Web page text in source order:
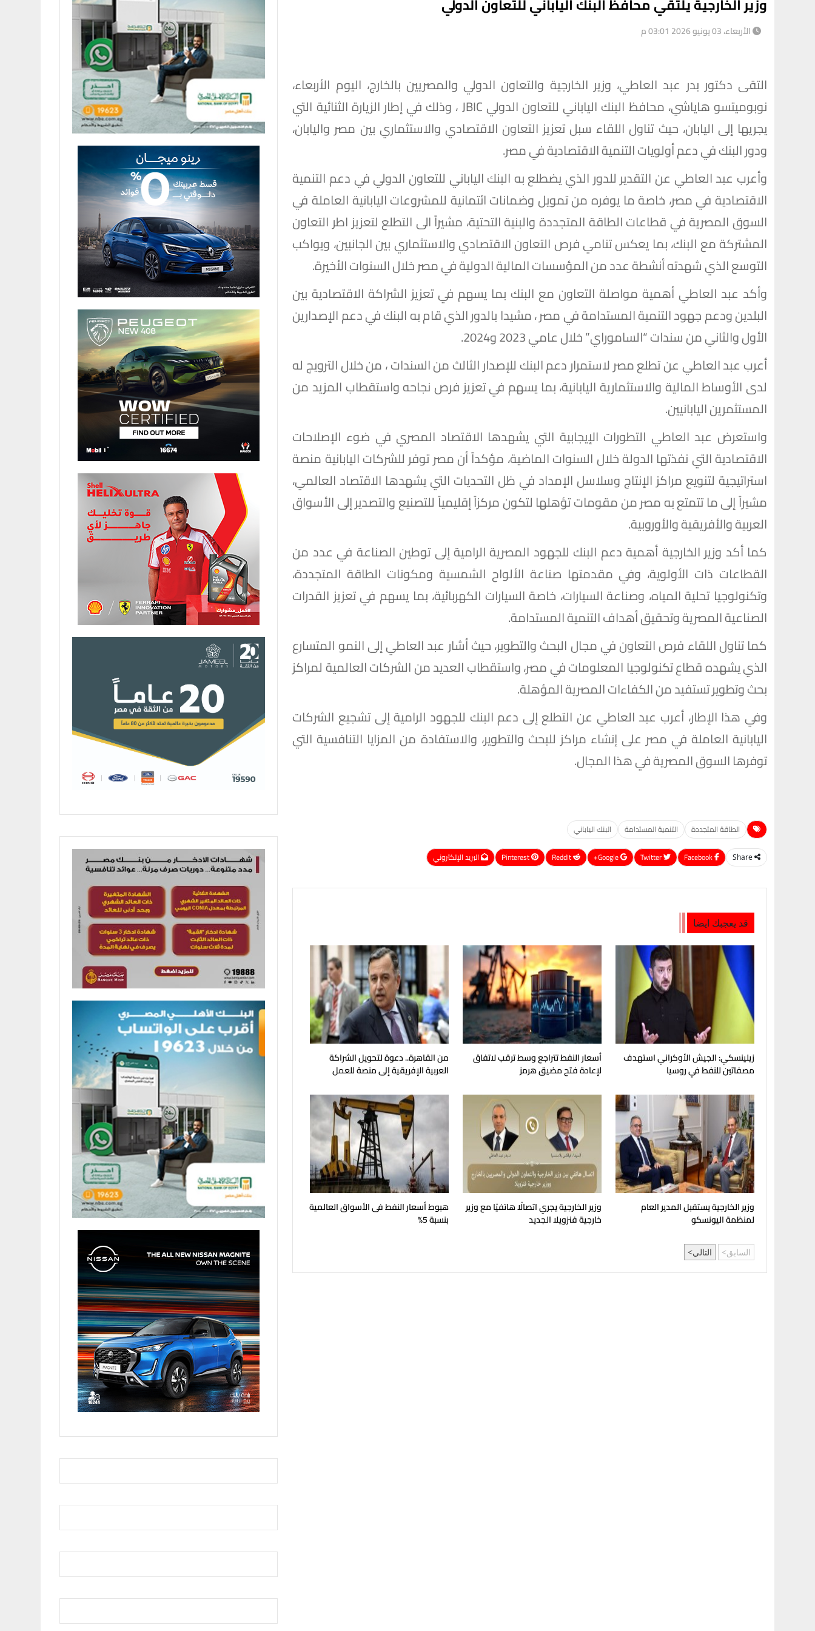
الأربعاء، 03 يونيو 2026 03:01 م
التقى دكتور بدر عبد العاطي، وزير الخارجية والتعاون الدولي والمصريين بالخارج، اليوم الأربعاء،
نوبوميتسو هاياشي، محافظ البنك الياباني للتعاون الدولي JBIC ، وذلك في إطار الزيارة الثنائية التي
يجريها إلى اليابان، حيث تناول اللقاء سبل تعزيز التعاون الاقتصادي والاستثماري بين مصر واليابان،
ودور البنك في دعم أولويات التنمية الاقتصادية في مصر.
وأعرب عبد العاطي عن التقدير للدور الذي يضطلع به البنك الياباني للتعاون الدولي في دعم التنمية
الاقتصادية في مصر، خاصة ما يوفره من تمويل وضمانات ائتمانية للمشروعات اليابانية العاملة في
السوق المصرية في قطاعات الطاقة المتجددة والبنية التحتية، مشيراً الى التطلع لتعزيز اطر التعاون
المشتركة مع البنك، بما يعكس تنامي فرص التعاون الاقتصادي والاستثماري بين الجانبين، ويواكب
التوسع الذي شهدته أنشطة عدد من المؤسسات المالية الدولية في مصر خلال السنوات الأخيرة.
وأكد عبد العاطي أهمية مواصلة التعاون مع البنك بما يسهم في تعزيز الشراكة الاقتصادية بين
البلدين ودعم جهود التنمية المستدامة في مصر ، مشيدا بالدور الذي قام به البنك في دعم الإصدارين
الأول والثاني من سندات “الساموراي” خلال عامي 2023 و2024.
أعرب عبد العاطي عن تطلع مصر لاستمرار دعم البنك للإصدار الثالث من السندات ، من خلال الترويج له
لدى الأوساط المالية والاستثمارية اليابانية، بما يسهم في تعزيز فرص نجاحه واستقطاب المزيد من
المستثمرين اليابانيين.
واستعرض عبد العاطي التطورات الإيجابية التي يشهدها الاقتصاد المصري في ضوء الإصلاحات
الاقتصادية التي نفذتها الدولة خلال السنوات الماضية، مؤكداً أن مصر توفر للشركات اليابانية منصة
استراتيجية لتنويع مراكز الإنتاج وسلاسل الإمداد في ظل التحديات التي يشهدها الاقتصاد العالمي،
مشيراً إلى ما تتمتع به مصر من مقومات تؤهلها لتكون مركزاً إقليمياً للتصنيع والتصدير إلى الأسواق
العربية والأفريقية والأوروبية.
كما أكد وزير الخارجية أهمية دعم البنك للجهود المصرية الرامية إلى توطين الصناعة في عدد من
القطاعات ذات الأولوية، وفي مقدمتها صناعة الألواح الشمسية ومكونات الطاقة المتجددة،
وتكنولوجيا تحلية المياه، وصناعة السيارات، خاصة السيارات الكهربائية، بما يسهم في تعزيز القدرات
الصناعية المصرية وتحقيق أهداف التنمية المستدامة.
كما تناول اللقاء فرص التعاون في مجال البحث والتطوير، حيث أشار عبد العاطي إلى النمو المتسارع
الذي يشهده قطاع تكنولوجيا المعلومات في مصر، واستقطاب العديد من الشركات العالمية لمراكز
بحث وتطوير تستفيد من الكفاءات المصرية المؤهلة.
وفي هذا الإطار، أعرب عبد العاطي عن التطلع إلى دعم البنك للجهود الرامية إلى تشجيع الشركات
اليابانية العاملة في مصر على إنشاء مراكز للبحث والتطوير، والاستفادة من المزايا التنافسية التي
توفرها السوق المصرية في هذا المجال.
الطاقة المتجددة التنمية المستدامة البنك الياباني
Share
Google+
ReddIt
Pinterest البريد الإلكتروني
قد يعجبك ايضا
زيلينسكي: الجيش الأوكراني استهدف
مصفاتين للنفط في روسيا
أسعار النفط تتراجع وسط ترقب لاتفاق
لإعادة فتح مضيق هرمز
من القاهرة.. دعوة لتحويل الشراكة
العربية الإفريقية إلى منصة للعمل
وزير الخارجية يستقبل المدير العام
لمنظمة اليونسكو
وزير الخارجية يجري اتصالًا هاتفيًا مع وزير
خارجية فنزويلا الجديد
هبوط أسعار النفط فى الأسواق العالمية
بنسبة 5%
السابق التالي